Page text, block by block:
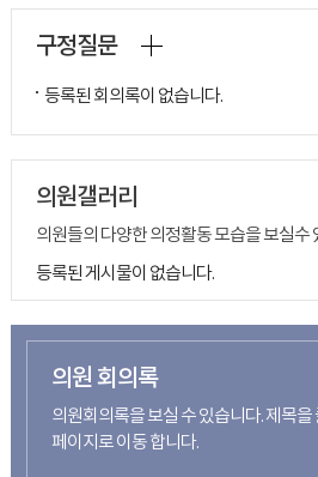
구정질문
등록된 회의록이 없습니다.
의원갤러리
의원들의 다양한 의정활동 모습을 보실수
등록된 게시물이 없습니다.
의원 회의록
의원회의록을 보실 수 있습니다. 제목
페이지로 이동 합니다.